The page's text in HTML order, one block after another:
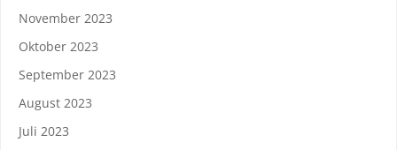
November 2023
Oktober 2023
September 2023
August 2023
Juli 2023